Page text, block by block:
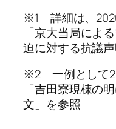
※1 詳細は、
「京大当局によ
迫に対する抗議声
※2 一例として
「吉田寮現棟の
文」を参照